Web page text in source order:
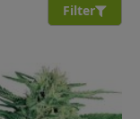
Filter